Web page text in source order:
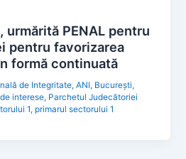
urmărită PENAL pentru
pentru favorizarea
formă continuată
de Integritate,ANI, București,
interese, Parchetul Judecătoriei
1, primarul sectorului 1